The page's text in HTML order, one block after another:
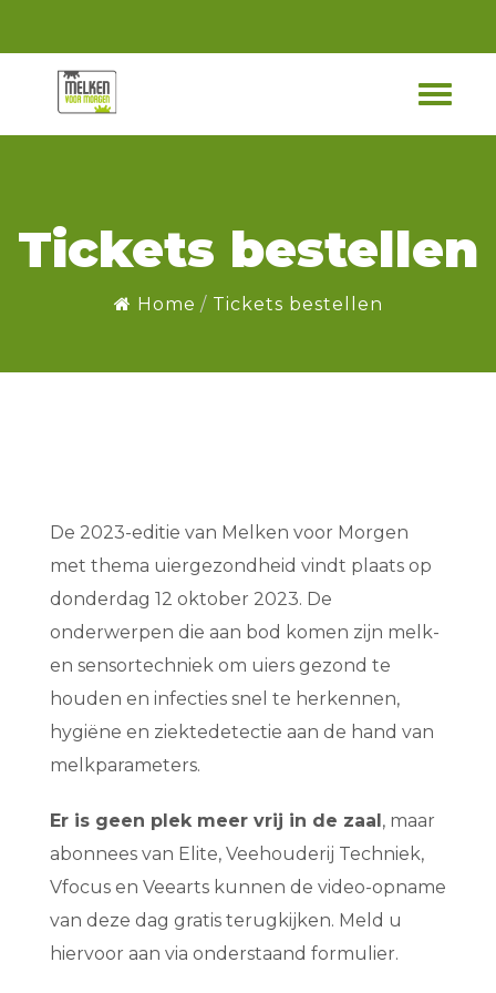
Tickets bestellen
Home Tickets bestellen
De 2023-editie van Melken voor Morgen
met thema uiergezondheid vindt plaats op
donderdag 12 oktober 2023. De
onderwerpen die aan bod komen zijn melk-
en sensortechniek om uiers gezond te
houden en infecties snel te herkennen,
hygiëne en ziektedetectie aan de hand van
melkparameters.
Er is geen plek meer vrij in de zaal, maar
abonnees van Elite, Veehouderij Techniek,
Vfocus en Veearts kunnen de video-opname
van deze dag gratis terugkijken. Meld u
hiervoor aan via onderstaand formulier.